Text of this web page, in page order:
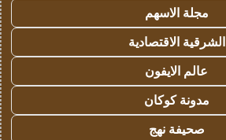
مجلة الاسهم
الشرقية الاقتصادية
عالم الايفون
مدونة كوكان
صحيفة نهج